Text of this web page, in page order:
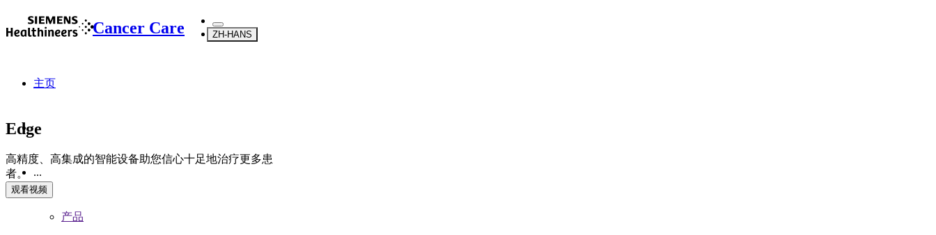
Cancer Care ZH-HANS
主页
...
产品
Edge
高精度、高集成的智能设备助您信心十足地治疗更多患
者。
观看视频